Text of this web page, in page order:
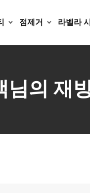
점제거 라벨라
님의 재